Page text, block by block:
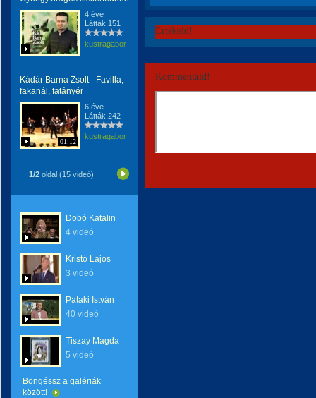
4 éve
Látták:151
kustragabor
Kádár Barna Zsolt - Favilla,
fakanál, fatányér
01:12
6 éve
Látták:242
kustragabor
1/2 oldal (15 videó)
Dobó Katalin
4 videó
Kristó Lajos
3 videó
Pataki István
40 videó
Tiszay Magda
5 videó
Böngéssz a galériák
között!
Értékeld!
Kommentáld!